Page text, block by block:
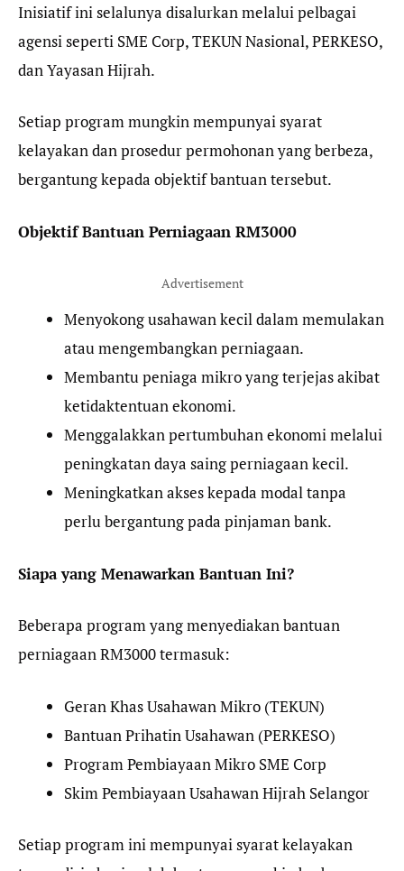
Inisiatif ini selalunya disalurkan melalui pelbagai
agensi seperti SME Corp, TEKUN Nasional, PERKESO,
dan Yayasan Hijrah.
Setiap program mungkin mempunyai syarat
kelayakan dan prosedur permohonan yang berbeza,
bergantung kepada objektif bantuan tersebut.
Objektif Bantuan Perniagaan RM3000
Advertisement
Menyokong usahawan kecil dalam memulakan
atau mengembangkan perniagaan.
Membantu peniaga mikro yang terjejas akibat
ketidaktentuan ekonomi.
Menggalakkan pertumbuhan ekonomi melalui
peningkatan daya saing perniagaan kecil.
Meningkatkan akses kepada modal tanpa
perlu bergantung pada pinjaman bank.
Siapa yang Menawarkan Bantuan Ini?
Beberapa program yang menyediakan bantuan
perniagaan RM3000 termasuk:
Geran Khas Usahawan Mikro (TEKUN)
Bantuan Prihatin Usahawan (PERKESO)
Program Pembiayaan Mikro SME Corp
Skim Pembiayaan Usahawan Hijrah Selangor
Setiap program ini mempunyai syarat kelayakan